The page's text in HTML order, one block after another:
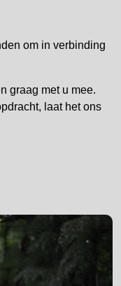
om in verbinding
graag met u mee.
laat het ons